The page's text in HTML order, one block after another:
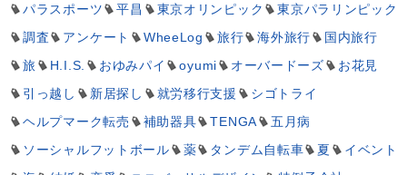
パラスポーツ
平昌 東京オリンピック
東京パラリンピック
調査
アンケート WheeLog 旅行 海外旅行
国内旅行
旅
H.I.S. おゆみパイ oyumi オーバードーズ
お花見
引っ越し
新居探し 就労移行支援
シゴトライ
ヘルプマーク転売
補助器具 TENGA
五月病
ソーシャルフットボール
薬 タンデム自転車 夏
イベント